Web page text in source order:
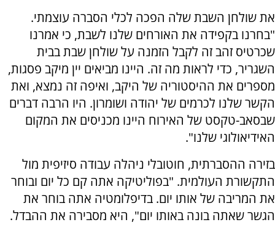
את שולחן השבת שלה הפכה לכלי הסברה עוצמתי.
"בחרנו בקפידה את האורחים שלנו לשבת, כי אמרנו
שכרטיס זהב זה לקבל הזמנה על שולחן שבת בבית
השגריר, כדי לראות מה זה. היינו מביאים יין מיקב פסגות,
מספרים את ההיסטוריה של היקב, ואיפה זה נמצא, ואת
הקשר שלנו לכרמים של יהודה ושומרון. היו הרבה דברים
שבסאב-טקסט של האירוח היינו מכניסים את המקום
האידיאולוגי שלנו".
בזירה ההסברתית, חוטובלי ניהלה עבודה סיזיפית מול
התקשורת העולמית. "בפוליטיקה אתה קם כל יום ובוחר
את המריבה של אותו יום. בדיפלומטיה אתה בוחר את
הגשר שאתה בונה באותו יום", היא מסבירה את ההבדל.